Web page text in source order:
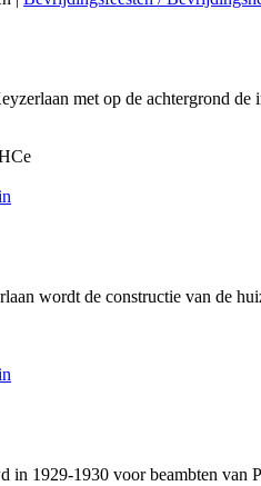
met op de achtergrond
wordt de constructie van de
1929-1930 voor beambten